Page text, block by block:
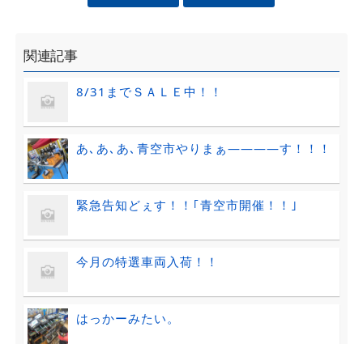
関連記事
8/31までＳＡＬＥ中！！
あ､あ､あ､青空市やりまぁ――――す！！！
緊急告知どぇす！！｢青空市開催！！｣
今月の特選車両入荷！！
はっかーみたい。